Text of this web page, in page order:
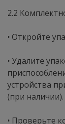
2.2
• Откройте
• Удалите
устройства
(при наличии).
• Проверьте